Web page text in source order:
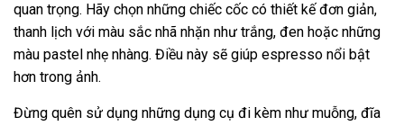
quan trọng. Hãy chọn những chiếc cốc có thiết kế đơn giản,
thanh lịch với màu sắc nhã nhặn như trắng, đen hoặc những
màu pastel nhẹ nhàng. Điều này sẽ giúp espresso nổi bật
hơn trong ảnh.
Đừng quên sử dụng những dụng cụ đi kèm như muỗng, đĩa